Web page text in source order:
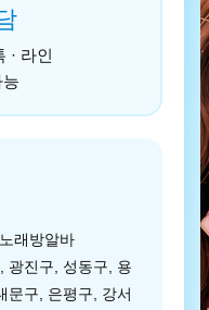
· 라인
래방알바
광진구, 성동구, 용
문구, 은평구, 강서